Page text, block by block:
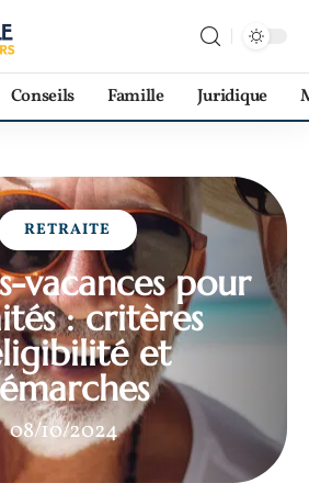
Conseils Famille Juridique
RETRAITE
vacances pour
: critères
et
08/10/2024